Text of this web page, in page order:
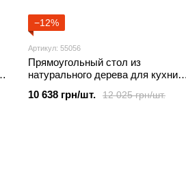
−12%
Артикул: 55056
Прямоугольный стол из
натурального дерева для кухни
1200(1600) Орехх750 мм
12 025 грн/шт.
10 638 грн/шт.